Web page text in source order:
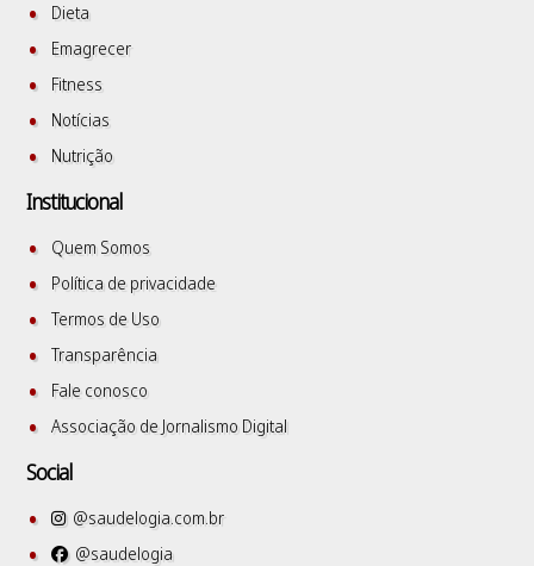
Dieta
Emagrecer
Fitness
Notícias
Nutrição
Institucional
Quem Somos
Política de privacidade
Termos de Uso
Transparência
Fale conosco
Associação de Jornalismo Digital
Social
@saudelogia.com.br
@saudelogia